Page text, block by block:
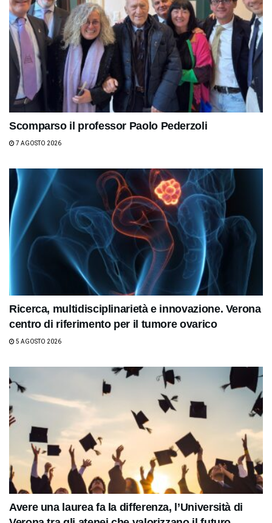
Scomparso il professor Paolo Pederzoli
7 AGOSTO 2026
Ricerca, multidisciplinarietà e innovazione. Verona
centro di riferimento per il tumore ovarico
5 AGOSTO 2026
Avere una laurea fa la differenza, l’Università di